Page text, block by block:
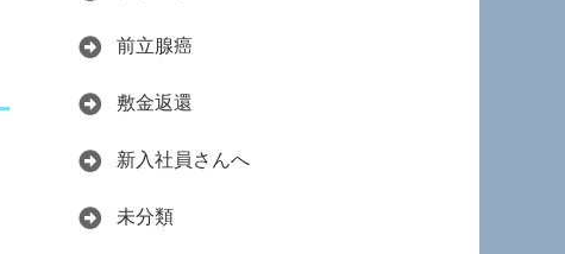
前立腺癌
敷金返還
新入社員さんへ
未分類